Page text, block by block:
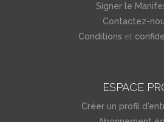
Signer le
Contactez-
Conditions et
ESPACE
Créer un profil